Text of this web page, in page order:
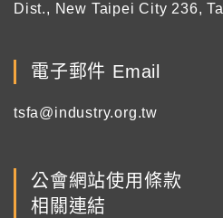
Dist., New Taipei City 236,
電子郵件 Email
tsfa@industry.org.tw
公會網站使用條款
相關連結